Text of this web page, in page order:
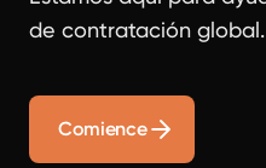
de contratación global.
Comience